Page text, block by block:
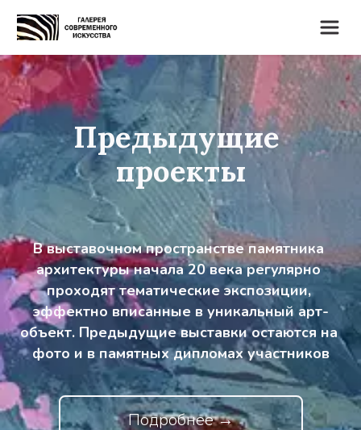
Предыдущие
проекты
В выставочном пространстве памятника
архитектуры начала 20 века регулярно
проходят тематические экспозиции,
эффектно вписанные в уникальный арт-
объект. Предыдущие выставки остаются на
фото и в памятных дипломах участников
Подробнее →